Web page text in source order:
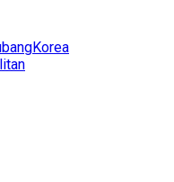
Korea